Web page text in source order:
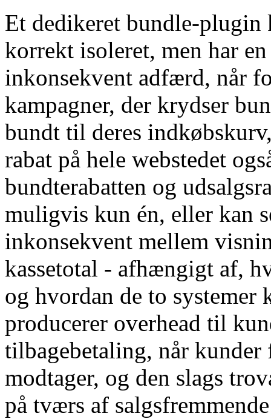
Et dedikeret bundle-plugin
korrekt isoleret, men har
inkonsekvent adfærd, når
kampagner, der krydser
bundt til deres
rabat på hele webstedet
bundterabatten og
muligvis kun én, eller kan
inkonsekvent mellem
kassetotal - afhængigt af,
og hvordan de to systemer
producerer overhead til
tilbagebetaling, når kunder
modtager, og den slags
på tværs af